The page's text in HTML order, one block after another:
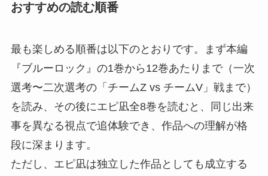
おすすめの読む順番
最も楽しめる順番は以下のとおりです。まず本編
『ブルーロック』の1巻から12巻あたりまで（一次
選考〜二次選考の「チームZ vs チームV」戦まで）
を読み、その後にエピ凪全8巻を読むと、同じ出来
事を異なる視点で追体験でき、作品への理解が格
段に深まります。
ただし、エピ凪は独立した作品としても成立する